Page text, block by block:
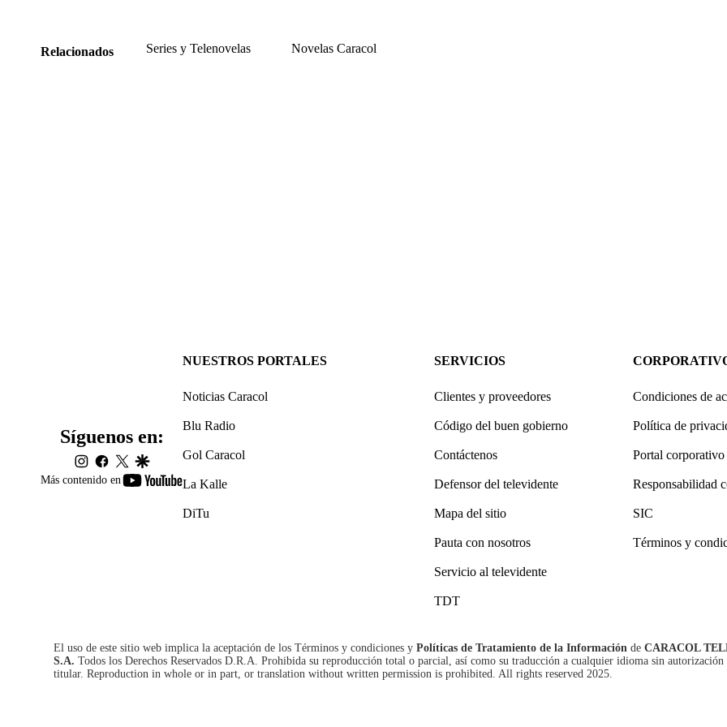
Relacionados Series y Telenovelas Novelas Caracol
Más contenido en
youtube-
Síguenos en:
instagram
facebook
twittergoogle
NUESTROS PORTALES
Noticias Caracol
Blu Radio
Gol Caracol
La Kalle
DiTu
SERVICIOS
Clientes y proveedores
Código del buen gobierno
Contáctenos
Defensor del televidente
Mapa del sitio
Pauta con nosotros
Servicio al televidente
TDT
Condiciones de
Política de
Portal corporativo
Responsabilidad
SIC
Términos y
El uso de este sitio web implica la aceptación de los Términos y condiciones y Políticas de Tratamiento de la Información de CARACOL
S.A. Todos los Derechos Reservados D.R.A. Prohibida su reproducción total o parcial, así como su traducción a cualquier idioma sin autorización
titular. Reproduction in whole or in part, or translation without written permission is prohibited. All rights reserved 2025.